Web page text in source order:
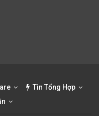
Tin Tổng Hợp